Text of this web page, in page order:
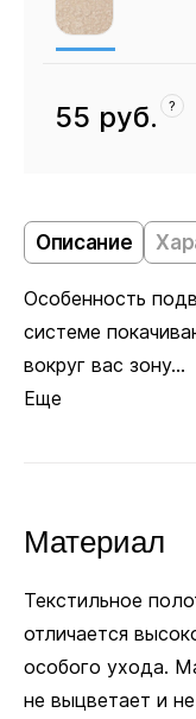
55 руб. ?
Описание
Особенность
системе
вокруг вас зону...
Еще
Материал
Текстильное
отличается
особого ухода.
не выцветает и